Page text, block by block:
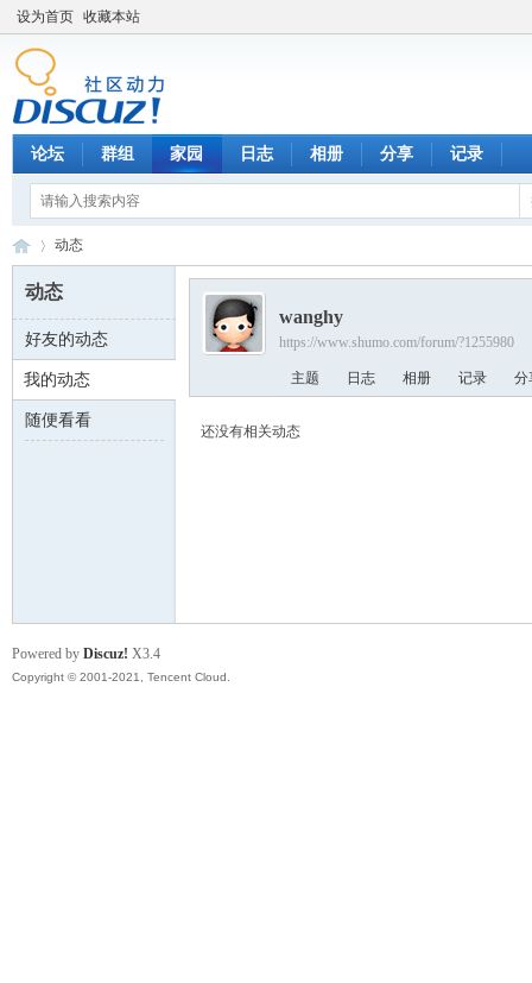
设为首页 收藏本站
论坛 群组 家园 日志 相册 分享 记录
数 ›
动态
动态
好友的动态
我的动态
随便看看
wanghy
https://www.shumo.com/forum/?1255980
主题 日志 相册 记录 分
还没有相关动态
Powered by Discuz! X3.4
Copyright © 2001-2021, Tencent Cloud.